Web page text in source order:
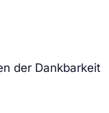
der Dankbarkeit